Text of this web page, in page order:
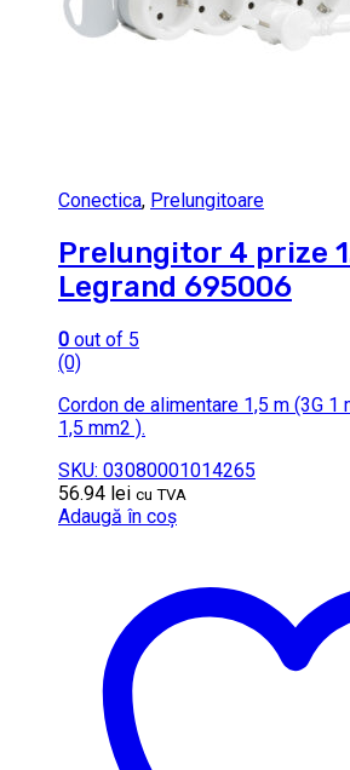
Conectica, Prelungitoare
Prelungitor 4 prize
Legrand 695006
0 out of 5
(0)
Cordon de alimentare 1,5 m (3G 1
1,5 mm2 ).
SKU: 03080001014265
56.94 lei cu TVA
Adaugă în coș